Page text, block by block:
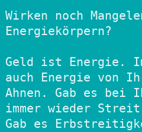
Wirken noch
Energiekörpern?
Geld ist Energie.
auch Energie von
Ahnen. Gab es bei
immer wieder Streit
Gab es